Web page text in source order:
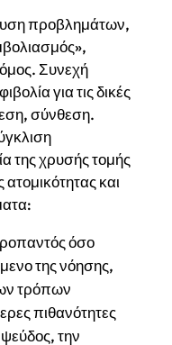
προβλημάτων,
Συνεχή
για τις δικές
σύνθεση.
της χρυσής τομής
ατομικότητας και
όσο
της νόησης,
τρόπων
πιθανότητες
την